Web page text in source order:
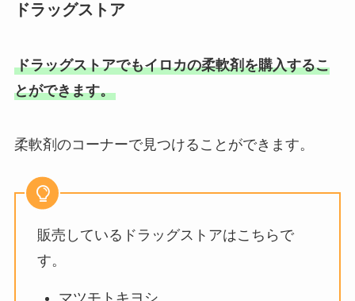
場所を調査
は？再販は？絶版？売ってない？
バルサンはどこで売ってる？ドン
キやドラッグストアで買える？安
ドラッグストア
ドラッグストアでもイロカの柔軟剤を購入するこ
とができます。
柔軟剤のコーナーで見つけることができます。
販売しているドラッグストアはこちらで
す。